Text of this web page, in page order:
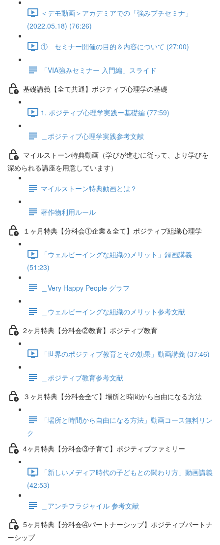
＜デモ動画＞アカデミアでの「強みプチセミナ」
(2022.05.18) (76:26)
① セミナー開催の目的＆内容について (27:00)
「VIA強みセミナー 入門編」スライド
基礎講義【全て共通】ポジティブ心理学の基礎
1. ポジティブ心理学実践ー基礎編 (77:59)
＿ポジティブ心理学実践参考文献
マイルストーン特典動画（学びが進むに従って、より学びを
深められる講座を用意しています）
マイルストーン特典動画とは？
著作物利用ルール
１ヶ月特典【分科会①企業＆全て】ポジティブ組織心理学
「ウェルビーイングな組織のメリット」録画講義
(51:23)
＿Very Happy People グラフ
＿ウェルビーイングな組織のメリット参考文献
2ヶ月特典【分科会②教育】ポジティブ教育
「世界のポジティブ教育とその効果」動画講義 (37:46)
＿ポジティブ教育参考文献
３ヶ月特典【分科会全て】場所と時間から自由になる方法
「場所と時間から自由になる方法」動画コース無料リン
ク
4ヶ月特典【分科会③子育て】ポジティブファミリー
「新しいメディア時代の子どもとの関わり方」動画講義
(42:53)
＿アンチフラジャイル 参考文献
5ヶ月特典【分科会④パートナーシップ】ポジティブパートナ
ーシップ